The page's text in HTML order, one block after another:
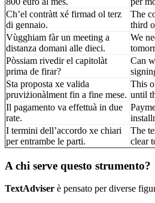
Ch’el contràtt xé firmad ol terz
di gennaio.
The
third
Vùgghiam fàr un meeting a
distanza domani alle dieci.
We
Pòssiam rivedir el capitolàt
prima de firar?
Can
Sta proposta xe valida
pruviżionàlment fin a fine mese.
This
until
Il pagamento va effettuà in due
rate.
I termini dell’accordo xe chiari
per entrambe le parti.
The
clear
A chi serve questo strumento?
TextAdviser è pensato per diverse